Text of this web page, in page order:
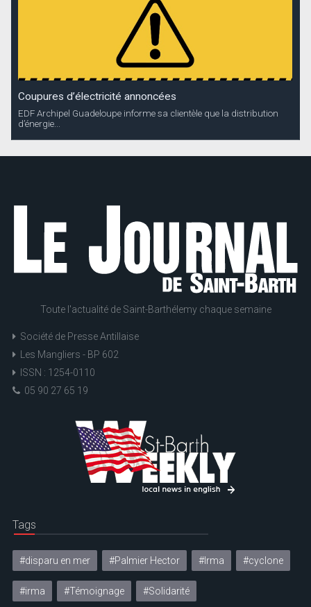
Coupures d’électricité annoncées
EDF Archipel Guadeloupe informe sa clientèle que la distribution
d’énergie...
Toute l'actualité de Saint-Barthélemy chaque semaine
Société de Presse Antillaise
Les Mangliers - BP 602
ISSN : 1254-0110
05 90 27 65 19
Tags
#disparu en mer #Palmier Hector #Irma #cyclone
#irma #Témoignage #Solidarité